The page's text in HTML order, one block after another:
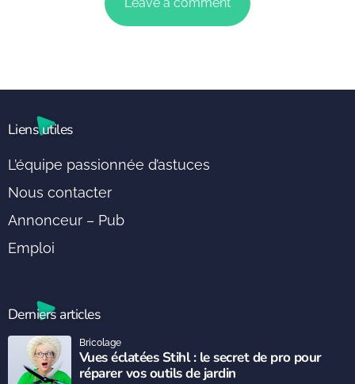
Liens utiles
L’équipe passionnée d’astuces
Nous contacter
Annonceur – Pub
Emploi
Derniers articles
Vues éclatées Stihl : le secret de pro pour
réparer vos outils de jardin
Bricolage